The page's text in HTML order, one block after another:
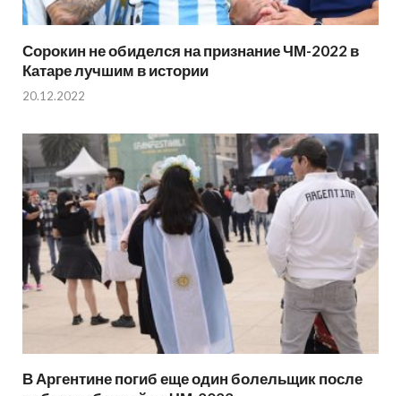
Сорокин не обиделся на признание ЧМ-2022 в
Катаре лучшим в истории
20.12.2022
В Аргентине погиб еще один болельщик после